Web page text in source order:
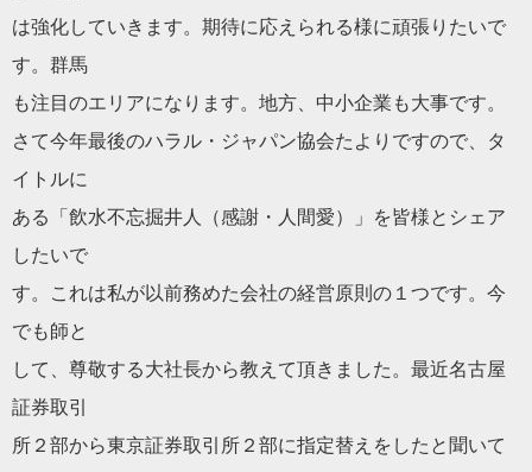
は強化していきます。期待に応えられる様に頑張りたいで
す。群馬
も注目のエリアになります。地方、中小企業も大事です。
さて今年最後のハラル ・ ジャパン協会た より ですので、タ
イトルに
ある「飲水不忘掘井人（感謝・人間愛）」を皆様とシェア
したいで
す。これは私が以前務めた会社の経営原則の１つです。今
でも師と
して、尊敬する大社長から教えて頂きました。最近名古屋
証券取引
所２部から東京証券取引所２部に指定替えをしたと聞いて